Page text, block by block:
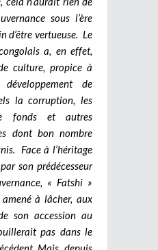
sous l’ère
d’être vertueuse. Le
a, en effet,
culture, propice à
de
la corruption, les
fonds et autres
dont bon nombre
Face à l’héritage
son prédécesseur
« Fatshi »
à lâcher, aux
son accession au
pas dans le